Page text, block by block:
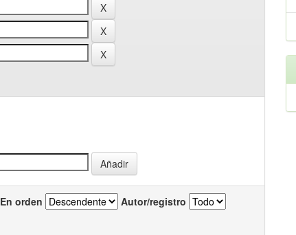
En orden Autor/registro